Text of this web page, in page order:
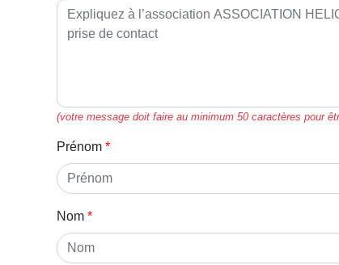
(votre message doit faire au minimum 50 caractères pour
Prénom
Nom